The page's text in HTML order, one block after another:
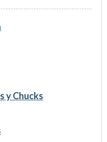
y Chucks